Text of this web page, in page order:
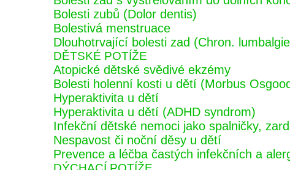
Bolesti zubů (Dolor dentis)
Bolestivá menstruace
Dlouhotrvající bolesti zad (Chron.
DĚTSKÉ POTÍŽE
Atopické dětské svědivé ekzémy
Bolesti holenní kosti u dětí (Morbus
Hyperaktivita u dětí
Hyperaktivita u dětí (ADHD syndrom)
Infekční dětské nemoci jako spalničky,
Nespavost či noční děsy u dětí
Prevence a léčba častých infekčních a